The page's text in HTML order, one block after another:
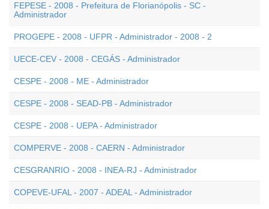
FEPESE - 2008 - Prefeitura de Florianópolis - SC -
Administrador
PROGEPE - 2008 - UFPR - Administrador - 2008 - 2
UECE-CEV - 2008 - CEGÁS - Administrador
CESPE - 2008 - ME - Administrador
CESPE - 2008 - SEAD-PB - Administrador
CESPE - 2008 - UEPA - Administrador
COMPERVE - 2008 - CAERN - Administrador
CESGRANRIO - 2008 - INEA-RJ - Administrador
COPEVE-UFAL - 2007 - ADEAL - Administrador